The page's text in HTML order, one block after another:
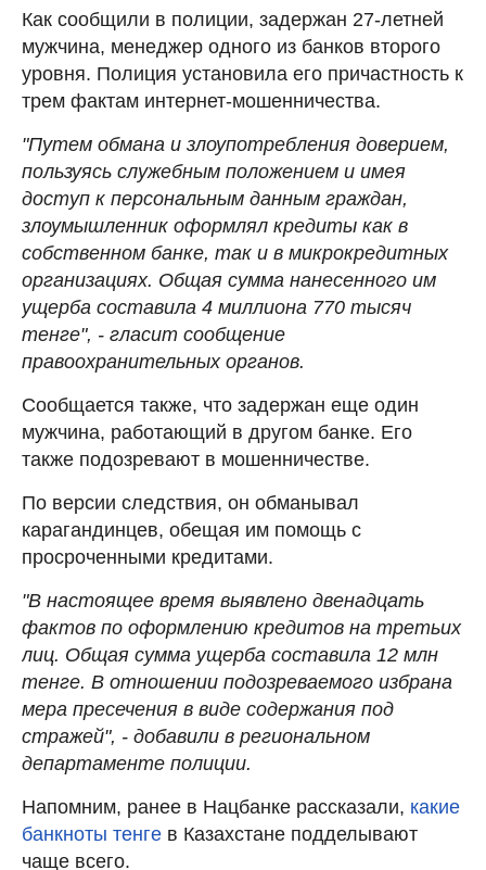
Как сообщили в полиции, задержан 27-летней
мужчина, менеджер одного из банков второго
уровня. Полиция установила его причастность к
трем фактам интернет-мошенничества.
"Путем обмана и злоупотребления доверием,
пользуясь служебным положением и имея
доступ к персональным данным граждан,
злоумышленник оформлял кредиты как в
собственном банке, так и в микрокредитных
организациях. Общая сумма нанесенного им
ущерба составила 4 миллиона 770 тысяч
тенге", - гласит сообщение
правоохранительных органов.
Сообщается также, что задержан еще один
мужчина, работающий в другом банке. Его
также подозревают в мошенничестве.
По версии следствия, он обманывал
карагандинцев, обещая им помощь с
просроченными кредитами.
"В настоящее время выявлено двенадцать
фактов по оформлению кредитов на третьих
лиц. Общая сумма ущерба составила 12 млн
тенге. В отношении подозреваемого избрана
мера пресечения в виде содержания под
стражей", - добавили в региональном
департаменте полиции.
Напомним, ранее в Нацбанке рассказали, какие
банкноты тенге в Казахстане подделывают
чаще всего.